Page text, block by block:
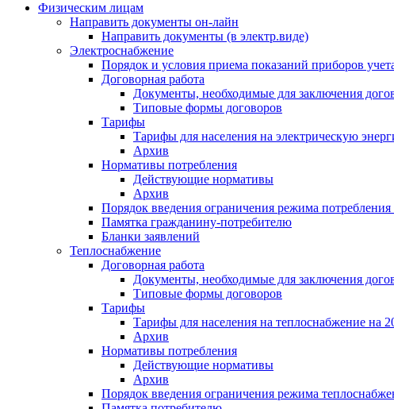
Физическим лицам
Направить документы он-лайн
Направить документы (в электр.виде)
Электроснабжение
Порядок и условия приема показаний приборов
Договорная работа
Документы, необходимые для заключения
Типовые формы договоров
Тарифы
Тарифы для населения на электрическую
Архив
Нормативы потребления
Действующие нормативы
Архив
Порядок введения ограничения режима потребления
Памятка гражданину-потребителю
Бланки заявлений
Теплоснабжение
Договорная работа
Документы, необходимые для заключения
Типовые формы договоров
Тарифы
Тарифы для населения на теплоснабжение на
Архив
Нормативы потребления
Действующие нормативы
Архив
Порядок введения ограничения режима